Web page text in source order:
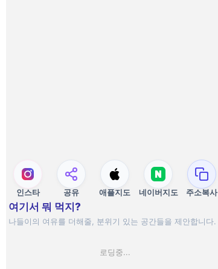
인스타 공유 애플지도 네이버지도 주소복사
여기서 뭐 먹지?
나들이의 여유를 더해줄, 분위기 있는 공간들을 제안합니다.
로딩중...